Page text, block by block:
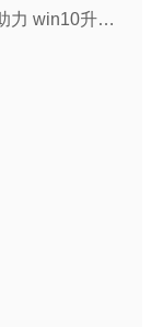
media creation tool 為 升級win10提供助力 win10升級工具tool